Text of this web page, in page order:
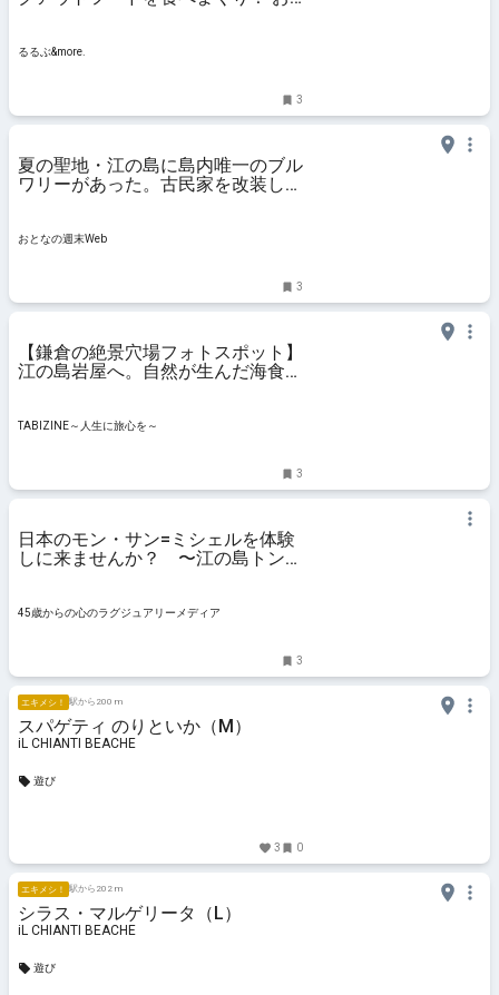
るるぶ&more.
3
夏の聖地・江の島に島内唯一のブル
ワリーがあった。古民家を改装した
おとなの週末Web
3
【鎌倉の絶景穴場フォトスポット】
江の島岩屋へ。自然が生んだ海食洞
TABIZINE～人生に旅心を～
TABIZINE～人生に旅心を～
3
日本のモン・サン=ミシェルを体験
しに来ませんか？ 〜江の島トンボ
45歳からの心のラグジュアリーメディア
3
エキメシ！ 駅から200 m
スパゲティ のりといか（M）
iL CHIANTI BEACHE
遊び
3 0
エキメシ！ 駅から202 m
シラス・マルゲリータ（L）
iL CHIANTI BEACHE
遊び